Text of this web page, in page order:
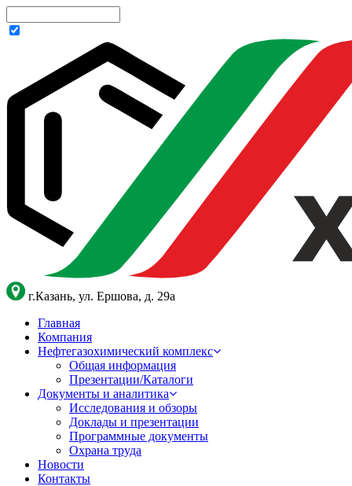
г.Казань, ул. Ершова, д. 29а
Главная
Компания
Нефтегазохимический комплекс
Общая информация
Презентации/Каталоги
Документы и аналитика
Исследования и обзоры
Доклады и презентации
Программные документы
Охрана труда
Новости
Контакты